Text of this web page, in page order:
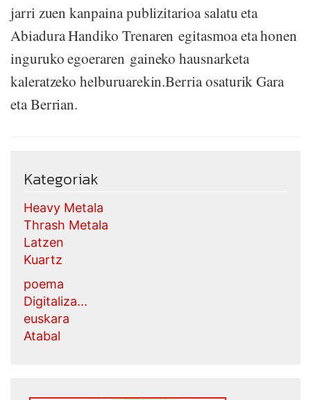
jarri zuen kanpaina publizitarioa salatu eta
Abiadura Handiko Trenaren egitasmoa eta honen
inguruko egoeraren gaineko hausnarketa
kaleratzeko helburuarekin.Berria osaturik Gara
eta Berrian.
Kategoriak
Heavy Metala
Thrash Metala
Latzen
Kuartz
poema
Digitaliza...
euskara
Atabal